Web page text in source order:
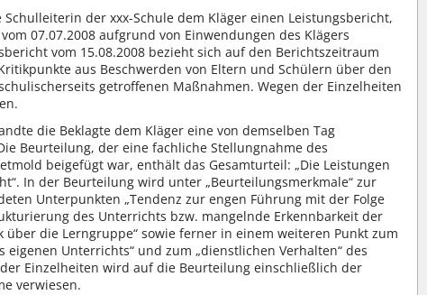
der xxx-Schule dem Kläger einen Leistungsbericht,
07.07.2008 aufgrund von Einwendungen des Klägers
vom 15.08.2008 bezieht sich auf den Berichtszeitraum
aus Beschwerden von Eltern und Schülern über den
getroffenen Maßnahmen. Wegen der Einzelheiten
die Beklagte dem Kläger eine von demselben Tag
Beurteilung, der eine fachliche Stellungnahme des
beigefügt war, enthält das Gesamturteil: „Die Leistungen
In der Beurteilung wird unter „Beurteilungsmerkmale“ zur
Unterpunkten „Tendenz zur engen Führung mit der Folge
des Unterrichts bzw. mangelnde Erkennbarkeit der
über die Lerngruppe“ sowie ferner in einem weiteren Punkt zum
eigenen Unterrichts“ und zum „dienstlichen Verhalten“ des
Einzelheiten wird auf die Beurteilung einschließlich der
verwiesen.